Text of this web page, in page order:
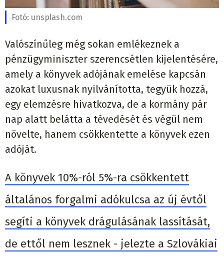
Fotó: unsplash.com
Valószínűleg még sokan emlékeznek a
pénzügyminiszter szerencsétlen kijelentésére,
amely a könyvek adójának emelése kapcsán
azokat luxusnak nyilvánította, tegyük hozzá,
egy elemzésre hivatkozva, de a kormány pár
nap alatt belátta a tévedését és végül nem
növelte, hanem csökkentette a könyvek ezen
adóját.
A könyvek 10%-ról 5%-ra csökkentett
általános forgalmi adókulcsa az új évtől
segíti a könyvek drágulásának lassítását,
de ettől nem lesznek - jelezte a Szlovákiai